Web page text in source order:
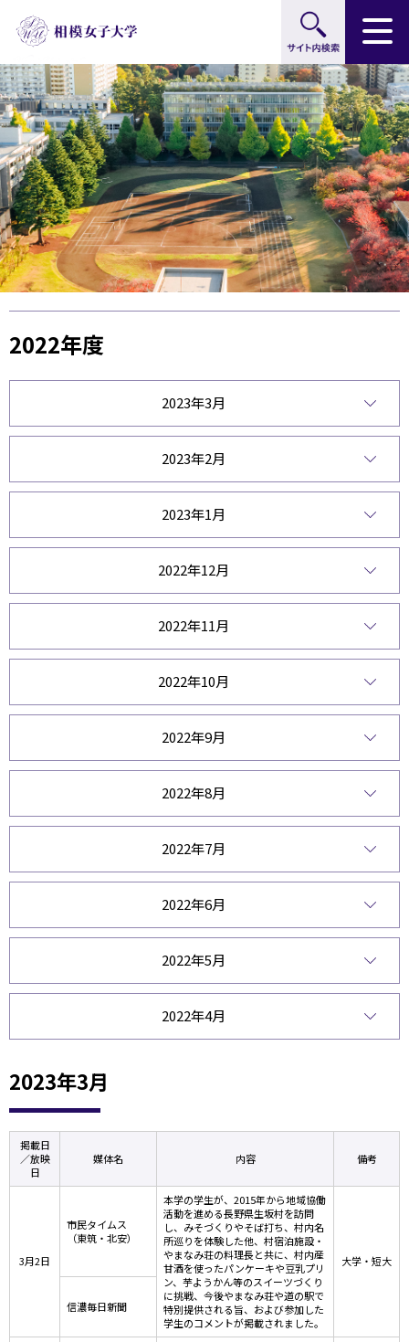
グ
ロ
ー
バ
ル
ナ
ビ
ゲ
ー
シ
ョ
ン
へ
本
文
へ
ロ
ー
カ
ル
ナ
ビ
ゲ
ー
シ
ョ
ン
へ
フ
ッ
タ
ー
へ
2022年度
2023年3月
2023年2月
2023年1月
2022年12月
2022年11月
2022年10月
2022年9月
2022年8月
2022年7月
2022年6月
2022年5月
2022年4月
2023年3月
掲載日
／放映
日
媒体名 内容 備考
3月2日
市民タイムス
（東筑・北安）
本学の学生が、2015年から地域協働
活動を進める長野県生坂村を訪問
し、みそづくりやそば打ち、村内名
所巡りを体験した他、村宿泊施設・
やまなみ荘の料理長と共に、村内産
甘酒を使ったパンケーキや豆乳プリ
ン、芋ようかん等のスイーツづくり
に挑戦、今後やまなみ荘や道の駅で
特別提供される旨、および参加した
学生のコメントが掲載されました。
大学・短大
信濃毎日新聞